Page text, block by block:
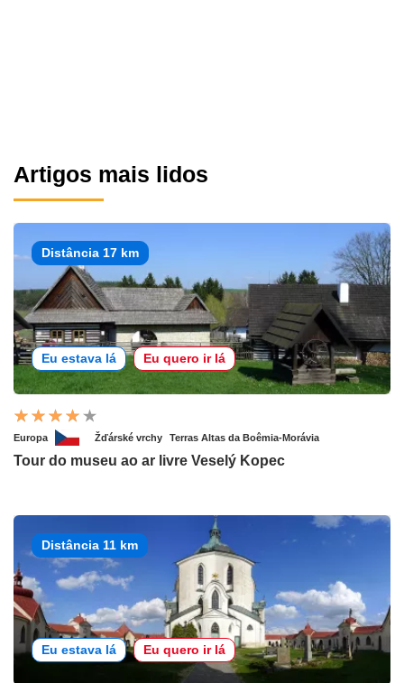
Artigos mais lidos
Distância 17 km
Eu estava lá Eu quero ir lá
Europa Žďárské vrchy Terras Altas da Boêmia-Morávia
Tour do museu ao ar livre Veselý Kopec
Distância 11 km
Eu estava lá Eu quero ir lá